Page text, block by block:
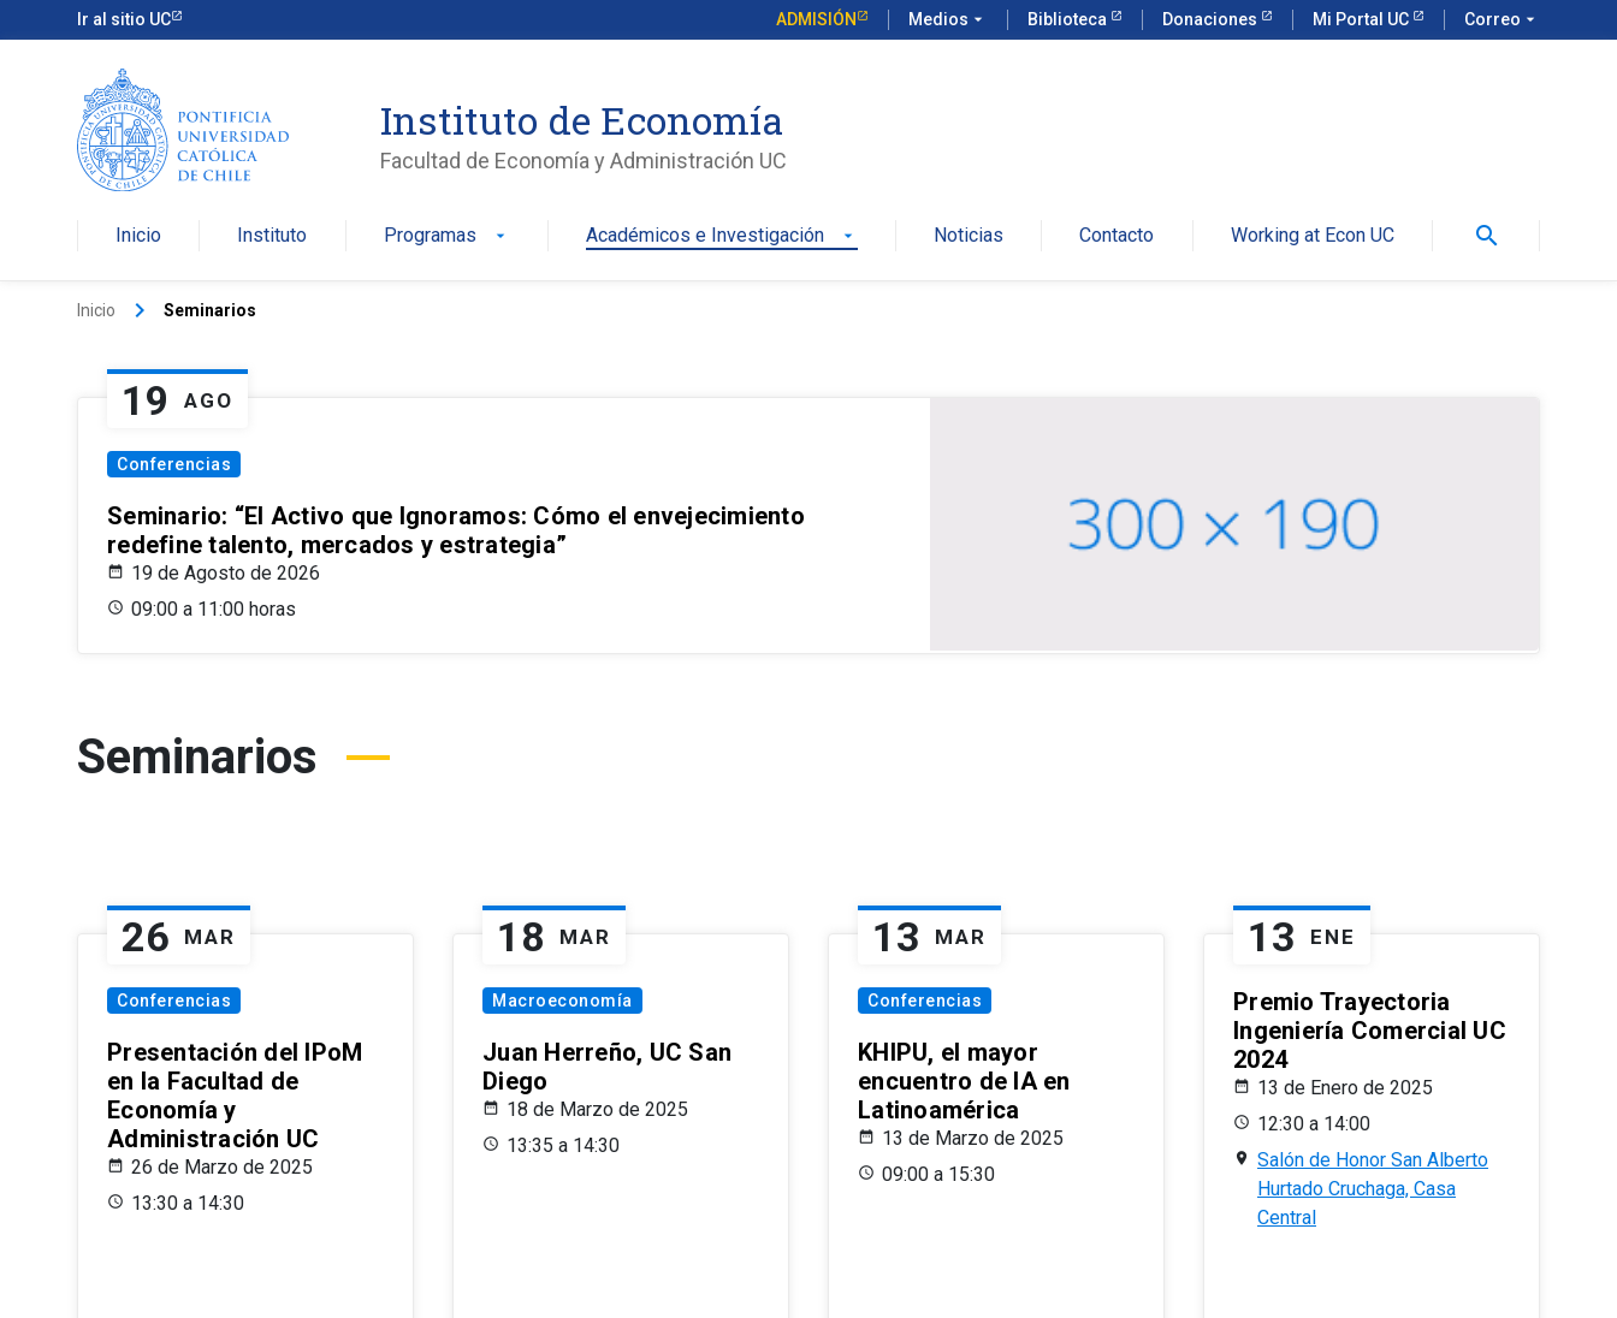
Ir al sitio UC ADMISIÓN Medios arrow_drop_down Biblioteca Donaciones Mi Portal UC Correo arrow_drop_down
Instituto de Economía
Facultad de Economía y Administración UC
Inicio Instituto Programas arrow_drop_down Académicos e Investigación arrow_drop_down Noticias Contacto Working at Econ UC search
Inicio keyboard_arrow_right Seminarios
19 AGO
Conferencias
Seminario: “El Activo que Ignoramos: Cómo el envejecimiento
redefine talento, mercados y estrategia”
19 de Agosto de 2026
09:00 a 11:00 horas
Seminarios
26 MAR
Conferencias
Presentación del IPoM
en la Facultad de
Economía y
Administración UC
26 de Marzo de 2025
13:30 a 14:30
18 MAR
Macroeconomía
Juan Herreño, UC San
Diego
18 de Marzo de 2025
13:35 a 14:30
13 MAR
Conferencias
KHIPU, el mayor
encuentro de IA en
Latinoamérica
13 de Marzo de 2025
09:00 a 15:30
13 ENE
Premio Trayectoria
Ingeniería Comercial UC
2024
13 de Enero de 2025
12:30 a 14:00
Salón de Honor San Alberto
Hurtado Cruchaga, Casa
Central